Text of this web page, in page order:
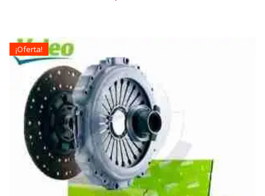
¡Oferta!